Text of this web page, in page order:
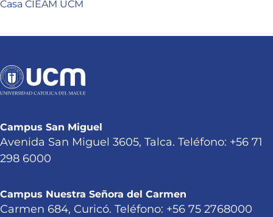
Casa CIEAM UCM
Campus San Miguel
Avenida San Miguel 3605, Talca. Teléfono: +56 71
298 6000
Campus Nuestra Señora del Carmen
Carmen 684, Curicó. Teléfono: +56 75 2768000